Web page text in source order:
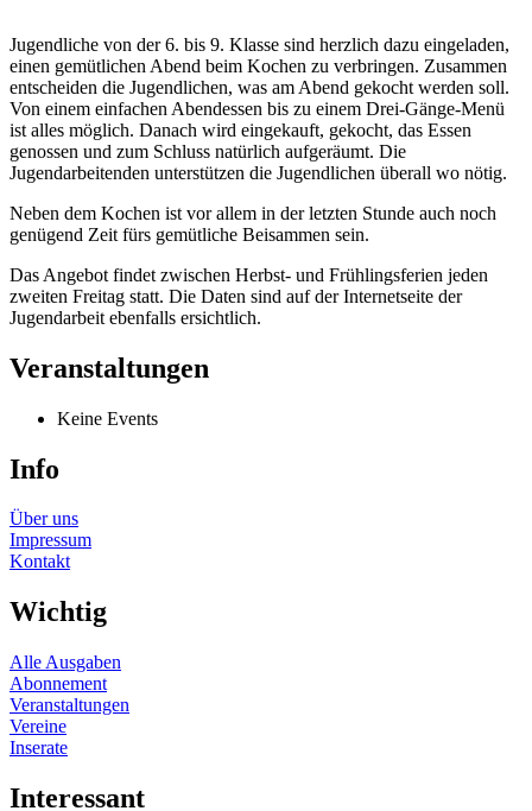
Jugendliche von der 6. bis 9. Klasse sind herzlich dazu eingeladen,
einen gemütlichen Abend beim Kochen zu verbringen. Zusammen
entscheiden die Jugendlichen, was am Abend gekocht werden soll.
Von einem einfachen Abendessen bis zu einem Drei-Gänge-Menü
ist alles möglich. Danach wird eingekauft, gekocht, das Essen
genossen und zum Schluss natürlich aufgeräumt. Die
Jugendarbeitenden unterstützen die Jugendlichen überall wo nötig.
Neben dem Kochen ist vor allem in der letzten Stunde auch noch
genügend Zeit fürs gemütliche Beisammen sein.
Das Angebot findet zwischen Herbst- und Frühlingsferien jeden
zweiten Freitag statt. Die Daten sind auf der Internetseite der
Jugendarbeit ebenfalls ersichtlich.
Veranstaltungen
Keine Events
Info
Über uns
Impressum
Kontakt
Wichtig
Alle Ausgaben
Abonnement
Veranstaltungen
Vereine
Inserate
Interessant